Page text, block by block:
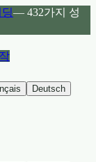
— 432가지 성
Deutsch